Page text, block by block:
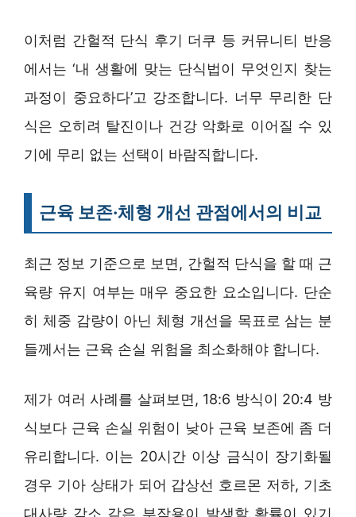
이처럼 간헐적 단식 후기 더쿠 등 커뮤니티 반응
에서는 ‘내 생활에 맞는 단식법이 무엇인지 찾는
과정이 중요하다’고 강조합니다. 너무 무리한 단
식은 오히려 탈진이나 건강 악화로 이어질 수 있
기에 무리 없는 선택이 바람직합니다.
근육 보존·체형 개선 관점에서의 비교
최근 정보 기준으로 보면, 간헐적 단식을 할 때 근
육량 유지 여부는 매우 중요한 요소입니다. 단순
히 체중 감량이 아닌 체형 개선을 목표로 삼는 분
들께서는 근육 손실 위험을 최소화해야 합니다.
제가 여러 사례를 살펴보면, 18:6 방식이 20:4 방
식보다 근육 손실 위험이 낮아 근육 보존에 좀 더
유리합니다. 이는 20시간 이상 금식이 장기화될
경우 기아 상태가 되어 갑상선 호르몬 저하, 기초
대사량 감소 같은 부작용이 발생할 확률이 있기